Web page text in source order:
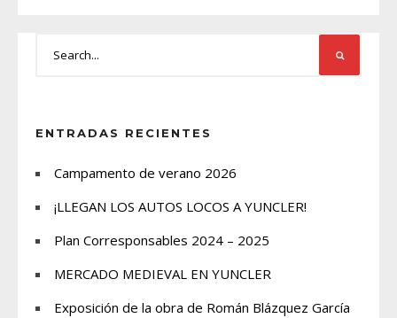
ENTRADAS RECIENTES
Campamento de verano 2026
¡LLEGAN LOS AUTOS LOCOS A YUNCLER!
Plan Corresponsables 2024 – 2025
MERCADO MEDIEVAL EN YUNCLER
Exposición de la obra de Román Blázquez García